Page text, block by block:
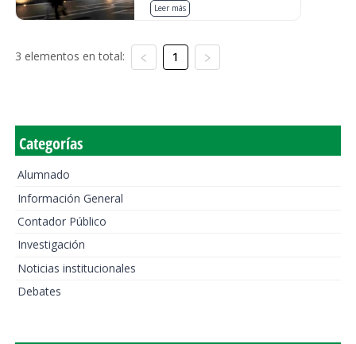
Leer más
3 elementos en total: 1
Categorías
Alumnado
Información General
Contador Público
Investigación
Noticias institucionales
Debates